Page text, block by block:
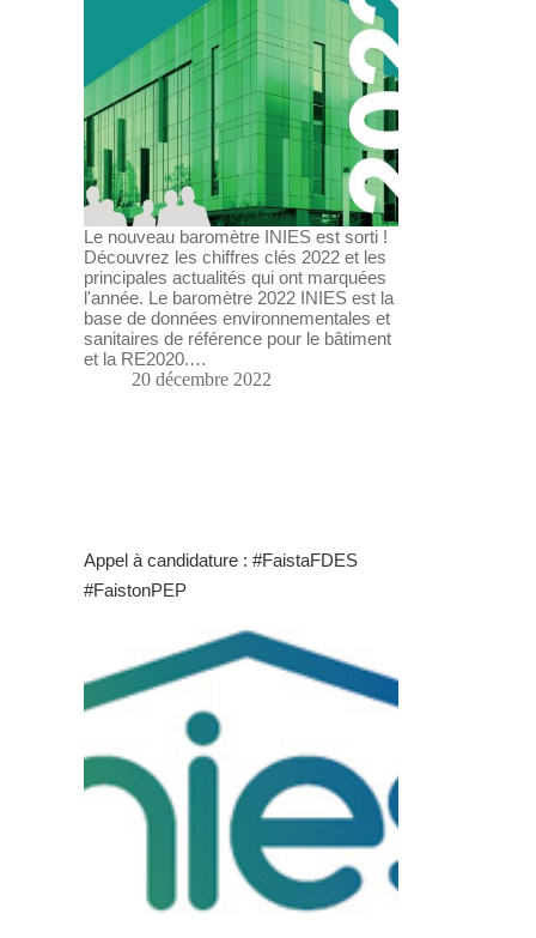
Le nouveau baromètre INIES est sorti !
Découvrez les chiffres clés 2022 et les
principales actualités qui ont marquées
l'année. Le baromètre 2022 INIES est la
base de données environnementales et
sanitaires de référence pour le bâtiment
et la RE2020.…
20 décembre 2022
Appel à candidature : #FaistaFDES
#FaistonPEP